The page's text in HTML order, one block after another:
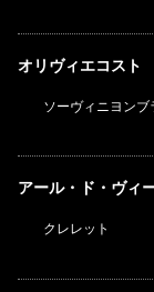
オリヴィエコスト
ソーヴィニヨンブ
アール・ド・ヴィ
クレレット